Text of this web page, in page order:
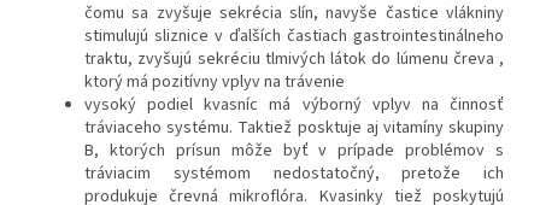
čomu sa zvyšuje sekrécia slín, navyše častice vlákniny
stimulujú sliznice v ďalších častiach gastrointestinálneho
traktu, zvyšujú sekréciu tlmivých látok do lúmenu čreva ,
ktorý má pozitívny vplyv na trávenie
vysoký podiel kvasníc má výborný vplyv na činnosť
tráviaceho systému. Taktiež posktuje aj vitamíny skupiny
B, ktorých prísun môže byť v prípade problémov s
tráviacim systémom nedostatočný, pretože ich
produkuje črevná mikroflóra. Kvasinky tiež poskytujú